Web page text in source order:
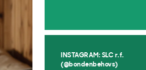
INSTAGRAM: SLC r.f.
(@bondenbehovs)